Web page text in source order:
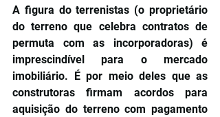
A figura do terrenistas (o proprietário
do terreno que celebra contratos de
permuta com as incorporadoras) é
imprescindível para o mercado
imobiliário. É por meio deles que as
construtoras firmam acordos para
aquisição do terreno com pagamento